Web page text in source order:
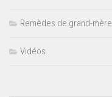
Remèdes de grand-mère
Vidéos